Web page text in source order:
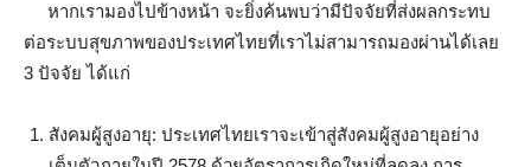
หากเรามองไปข้างหน้า จะยิ่งค้นพบว่ามีปัจจัยที่ส่งผลกระทบ
ต่อระบบสุขภาพของประเทศไทยที่เราไม่สามารถมองผ่านได้เลย
3 ปัจจัย ได้แก่
สังคมผู้สูงอายุ: ประเทศไทยเราจะเข้าสู่สังคมผู้สูงอายุอย่าง